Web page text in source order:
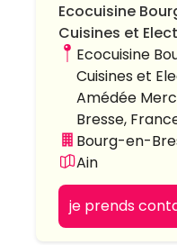
Ecocuisine
Cuisines et
Ecocuisine
Cuisines et
Amédée
Bresse,
Bourg-en-
Ain
je prends